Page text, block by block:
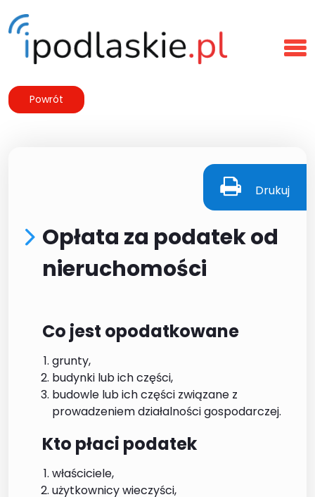
Powrót
Drukuj
Opłata za podatek od
nieruchomości
Co jest opodatkowane
grunty,
budynki lub ich części,
budowle lub ich części związane z
prowadzeniem działalności gospodarczej.
Kto płaci podatek
właściciele,
użytkownicy wieczyści,